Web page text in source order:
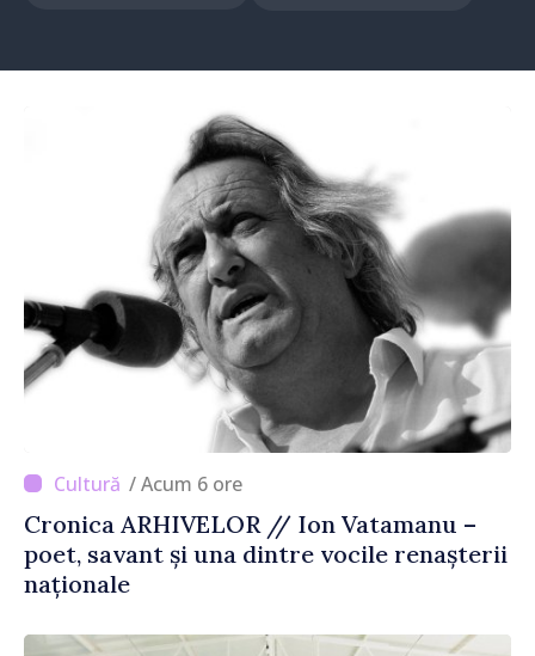
/ Acum 6 ore
Cronica ARHIVELOR // Ion Vatamanu –
poet, savant și una dintre vocile renașterii
naționale